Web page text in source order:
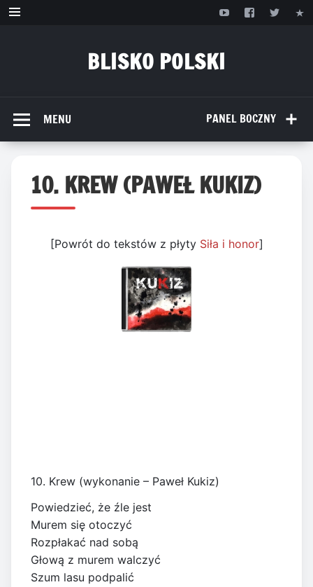
Przejdź
BLISKO POLSKI
PANEL BOCZNY
MENU
10. KREW (PAWEŁ KUKIZ)
[Powrót do tekstów z płyty Siła i honor]
10. Krew (wykonanie – Paweł Kukiz)
Powiedzieć, że źle jest
Murem się otoczyć
Rozpłakać nad sobą
Głową z murem walczyć
Szum lasu podpalić